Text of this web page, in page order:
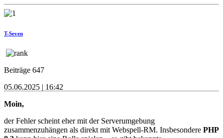
T-Seven
Beiträge 647
05.06.2025 | 16:42
Moin,
der Fehler scheint eher mit der Serverumgebung
zusammenzuhängen als direkt mit Webspell-RM. Insbesondere PHP